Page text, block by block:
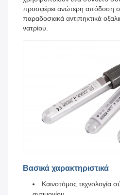
προσφέρει ανώτερη απόδοση
παραδοσιακά αντιπηκτικά
νατρίου.
Βασικά χαρακτηριστικά
Καινοτόμος τεχνολογία